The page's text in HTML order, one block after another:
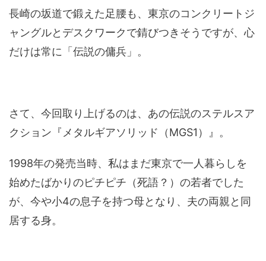
長崎の坂道で鍛えた足腰も、東京のコンクリートジ
ャングルとデスクワークで錆びつきそうですが、心
だけは常に「伝説の傭兵」。
さて、今回取り上げるのは、あの伝説のステルスア
クション『メタルギアソリッド（MGS1）』。
1998年の発売当時、私はまだ東京で一人暮らしを
始めたばかりのピチピチ（死語？）の若者でした
が、今や小4の息子を持つ母となり、夫の両親と同
居する身。